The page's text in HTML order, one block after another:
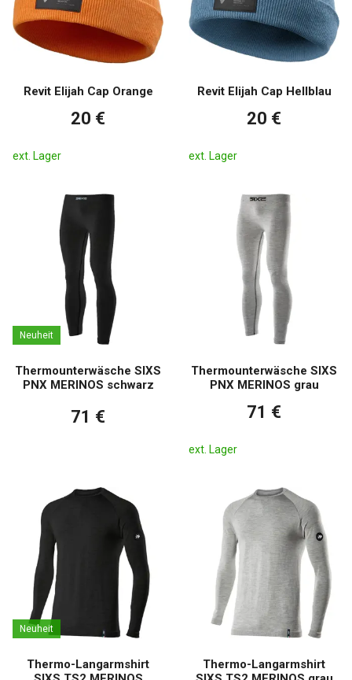
Revit Elijah Cap Orange
20 €
ext. Lager
Revit Elijah Cap Hellblau
20 €
ext. Lager
Neuheit
Thermounterwäsche SIXS
PNX MERINOS schwarz
71 €
Thermounterwäsche SIXS
PNX MERINOS grau
71 €
ext. Lager
Neuheit
Thermo-Langarmshirt
Thermo-Langarmshirt